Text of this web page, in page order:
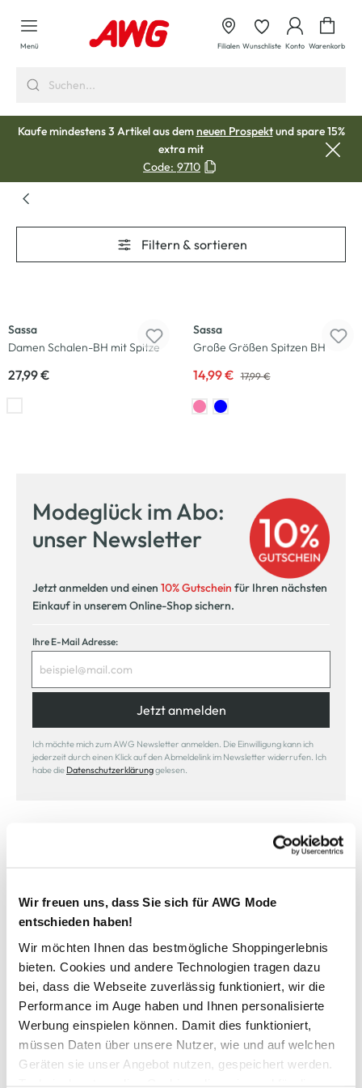
Wir freuen uns, dass Sie sich für AWG Mode
entschieden haben!
Wir möchten Ihnen das bestmögliche Shoppingerlebnis
bieten. Cookies und andere Technologien tragen dazu
bei, dass die Webseite zuverlässig funktioniert, wir die
Performance im Auge haben und Ihnen personalisierte
Werbung einspielen können. Damit dies funktioniert,
müssen Daten über unsere Nutzer, wie und auf welchen
Geräten sie unser Angebot nutzen, gespeichert werden.
springen
Menü Filialen Wunschliste Konto Warenkorb
Kaufe mindestens 3 Artikel aus demneuen Prospektund spare 15%
extra mit
Code: 9710
Filtern & sortieren
Sassa
Damen Schalen-BH mit Spitze
27,99 €
Sassa
Große Größen Spitzen BH
14,99 € 17,99 €
Modeglück im Abo:
unser Newsletter
Jetzt anmelden und einen 10% Gutschein für Ihren nächsten
Einkauf in unserem Online-Shop sichern.
Ihre E-Mail Adresse:
Jetzt anmelden
Ich möchte mich zum AWG Newsletter anmelden. Die Einwilligung kann ich
jederzeit durch einen Klick auf den Abmeldelink im Newsletter widerrufen. Ich
habe die Datenschutzerklärunggelesen.
Sicher bezahlen
Schneller Versand